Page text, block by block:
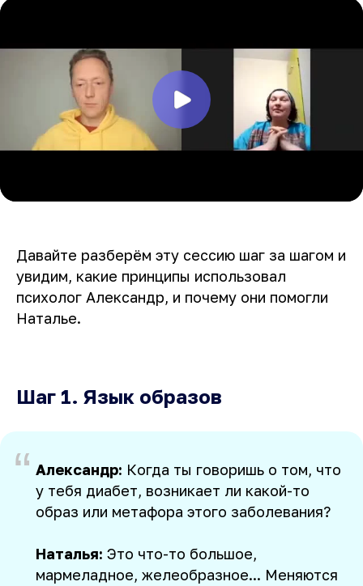
Давайте разберём эту сессию шаг за шагом и
увидим, какие принципы использовал
психолог Александр, и почему они помогли
Наталье.
Шаг 1. Язык образов
“ Александр: Когда ты говоришь о том, что
у тебя диабет, возникает ли какой-то
образ или метафора этого заболевания?
Наталья: Это что-то большое,
мармеладное, желеобразное... Меняются